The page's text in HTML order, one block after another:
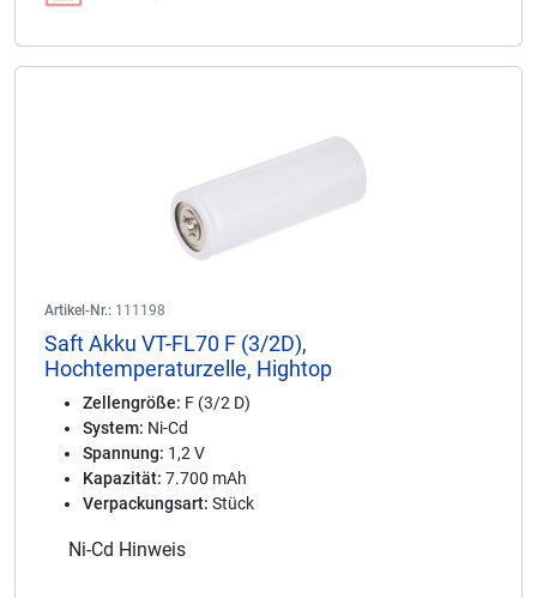
Artikel-Nr.: 111198
Saft Akku VT-FL70 F (3/2D),
Hochtemperaturzelle, Hightop
Zellengröße: F (3/2 D)
System: Ni-Cd
Spannung: 1,2 V
Kapazität: 7.700 mAh
Verpackungsart: Stück
Ni-Cd Hinweis